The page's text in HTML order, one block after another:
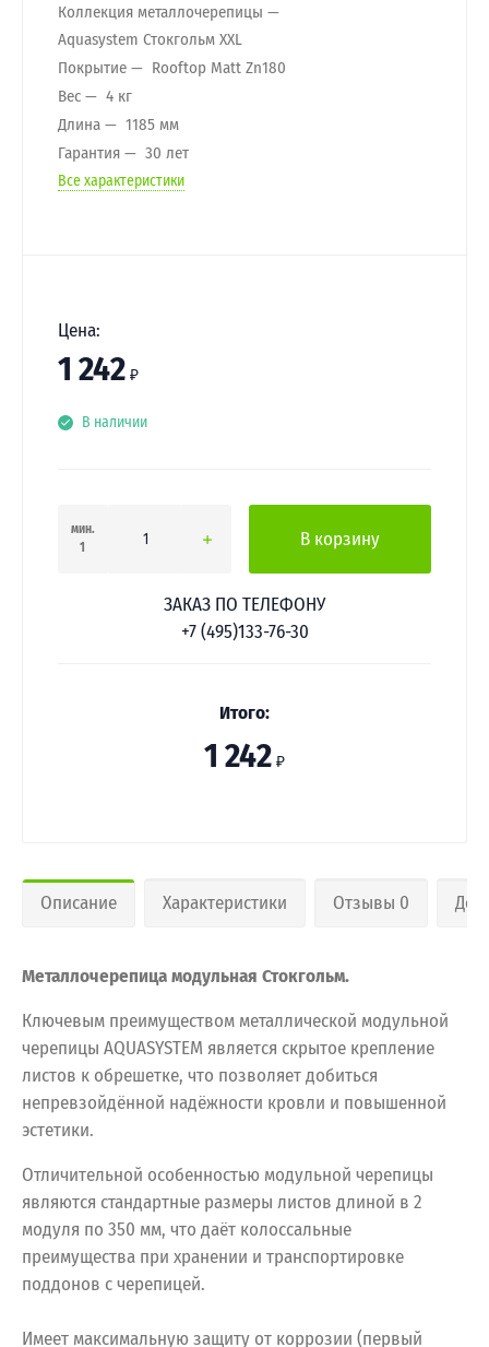
Коллекция металлочерепицы
Aquasystem Стокгольм XXL
Покрытие
Rooftop Matt Zn180
Вес
4 кг
Длина
1185 мм
Гарантия
30 лет
Все характеристики
Цена:
1 242 ₽
В наличии
мин.
1
В корзину
ЗАКАЗ ПО ТЕЛЕФОНУ
+7 (495)133-76-30
Итого:
1 242 ₽
Описание Характеристики Отзывы 0
Металлочерепица модульная Стокгольм.
Ключевым преимуществом металлической модульной
черепицы AQUASYSTEM является скрытое крепление
листов к обрешетке, что позволяет добиться
непревзойдённой надёжности кровли и повышенной
эстетики.
Отличительной особенностью модульной черепицы
являются стандартные размеры листов длиной в 2
модуля по 350 мм, что даёт колоссальные
преимущества при хранении и транспортировке
поддонов с черепицей.
Имеет максимальную защиту от коррозии (первый